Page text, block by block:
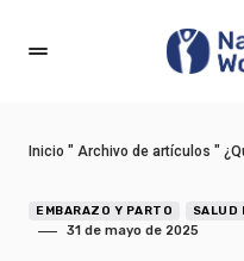
Inicio " Archivo de artículos "
EMBARAZO Y PARTO SALUD
31 de mayo de 2025